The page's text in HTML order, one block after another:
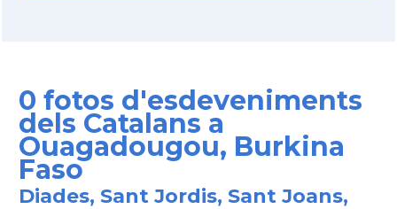
0 fotos d'esdeveniments
dels Catalans a
Ouagadougou, Burkina
Faso
Diades, Sant Jordis, Sant Joans,